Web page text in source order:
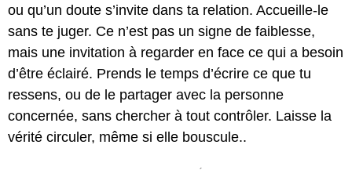
ou qu’un doute s’invite dans ta relation. Accueille-le
sans te juger. Ce n’est pas un signe de faiblesse,
mais une invitation à regarder en face ce qui a besoin
d’être éclairé. Prends le temps d’écrire ce que tu
ressens, ou de le partager avec la personne
concernée, sans chercher à tout contrôler. Laisse la
vérité circuler, même si elle bouscule..